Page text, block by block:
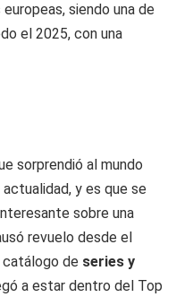
siendo una de
el 2025, con una
sorprendió al mundo
y es que se
sobre una
revuelo desde el
catálogo de series y
a estar dentro del Top